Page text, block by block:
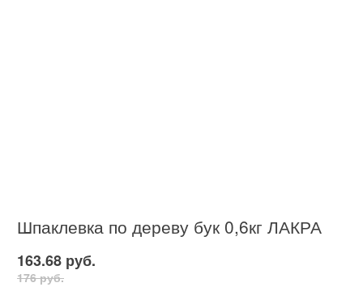
Шпаклевка по дереву бук 0,6кг ЛАКРА
163.68 руб.
176 руб.